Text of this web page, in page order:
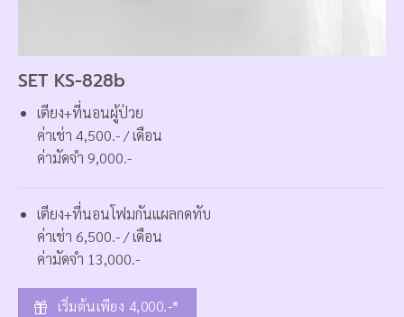
SET KS-828b
เตียง+ที่นอนผู้ป่วย
ค่าเช่า 4,500.- / เดือน
ค่ามัดจำ 9,000.-
เตียง+ที่นอนโฟมกันแผลกดทับ
ค่าเช่า 6,500.- / เดือน
ค่ามัดจำ 13,000.-
เริ่มต้นเพียง 4,000.-*